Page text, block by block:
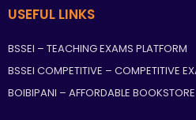
USEFUL LINKS
BSSEI – TEACHING EXAMS PLATFORM
BSSEI COMPETITIVE – COMPETITIVE
BOIBIPANI – AFFORDABLE BOOKSTORE